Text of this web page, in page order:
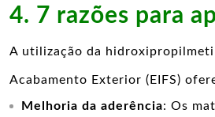
4. 7 razões para
A utilização da
Acabamento Exterior (EIFS)
Melhoria da aderência: Os